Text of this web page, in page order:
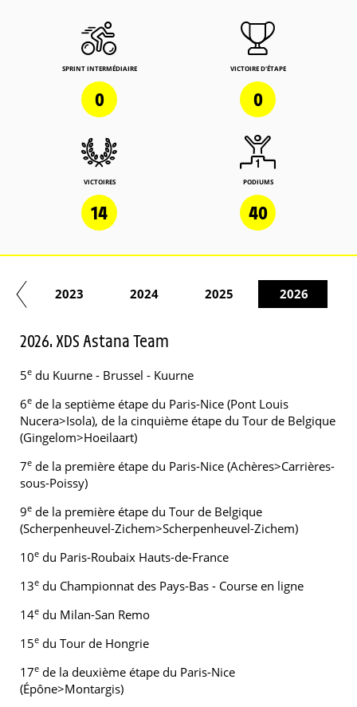
SPRINT INTERMÉDIAIRE
0
VICTOIRE D'ÉTAPE
0
VICTOIRES
14
PODIUMS
40
2023 2024 2025 2026
2026. XDS Astana Team
5e du Kuurne - Brussel - Kuurne
6e de la septième étape du Paris-Nice (Pont Louis
Nucera>Isola), de la cinquième étape du Tour de Belgique
(Gingelom>Hoeilaart)
7e de la première étape du Paris-Nice (Achères>Carrières-
sous-Poissy)
9e de la première étape du Tour de Belgique
(Scherpenheuvel-Zichem>Scherpenheuvel-Zichem)
10e du Paris-Roubaix Hauts-de-France
13e du Championnat des Pays-Bas - Course en ligne
14e du Milan-San Remo
15e du Tour de Hongrie
17e de la deuxième étape du Paris-Nice
(Épône>Montargis)